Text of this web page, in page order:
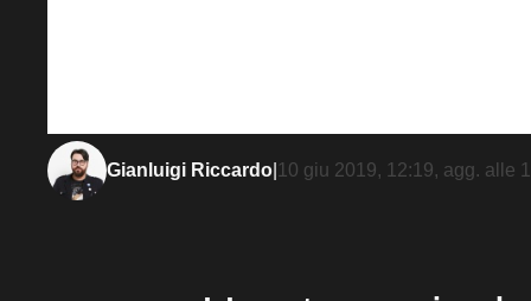
Gianluigi Riccardo 10 giu 2019, 12:19, agg. alle